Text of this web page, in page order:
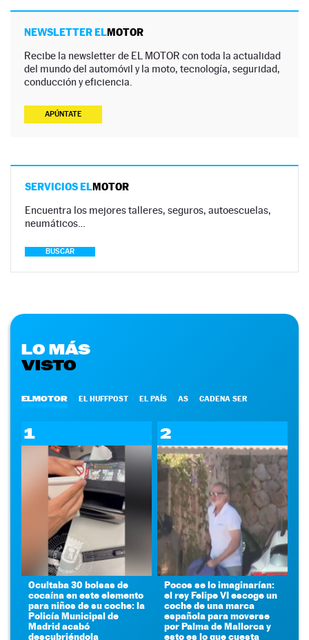
NEWSLETTER ELMOTOR
Recibe la newsletter de EL MOTOR con toda la actualidad
del mundo del automóvil y la moto, tecnología, seguridad,
conducción y eficiencia.
APÚNTATE
SERVICIOS ELMOTOR
Encuentra los mejores talleres, seguros, autoescuelas,
neumáticos…
BUSCAR
LO MÁS
VISTO
ELMOTOR EL HUFFPOST EL PAÍS AS CADENA SER
1
Ocultaba 30 bolsas de
cocaína en este elemento
para niños de su coche: la
Policía Municipal de
Madrid acabó
descubriéndola
2
Pocos se lo imaginarían:
el rey Felipe VI escoge un
coche de una marca
española para moverse
por Palma de Mallorca y
esto es lo que cuesta